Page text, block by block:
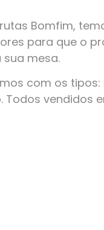
Bomfim,
para que o
sua mesa.
com os
Todos vendidos